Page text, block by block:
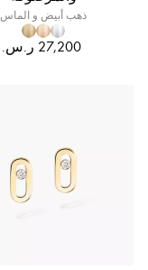
ذهب أبيض و الماس